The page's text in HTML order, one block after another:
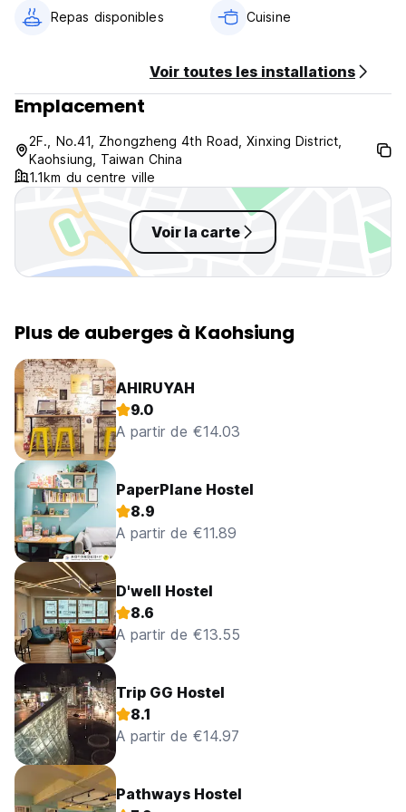
- Cuisines. Thé et café gratuits.
- Blanchisserie
Repas disponibles Cuisine
Voir toutes les installations
Emplacement
2F., No.41, Zhongzheng 4th Road, Xinxing District,
Kaohsiung, Taiwan China
1.1km du centre ville
Voir la carte
Plus de auberges à Kaohsiung
AHIRUYAH
9.0
A partir de €14.03
PaperPlane Hostel
8.9
A partir de €11.89
D'well Hostel
8.6
A partir de €13.55
Trip GG Hostel
8.1
A partir de €14.97
Pathways Hostel